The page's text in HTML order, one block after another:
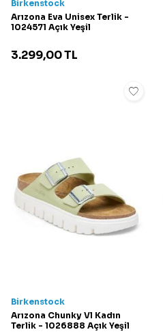
Birkenstock
Arızona Eva Unisex Terlik -
1024571 Açık Yeşil
3.299,00TL
Birkenstock
Arızona Chunky Vl Kadın
Terlik - 1026888 Açık Yeşil